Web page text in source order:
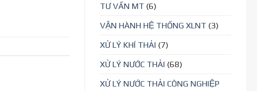
TƯ VẤN MT (6)
VẬN HÀNH HỆ THỐNG XLNT (3)
XỬ LÝ KHÍ THẢI (7)
XỬ LÝ NƯỚC THẢI (68)
XỬ LÝ NƯỚC THẢI CÔNG NGHIỆP